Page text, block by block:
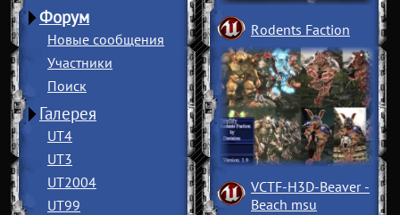
Форум
Новые сообщения
Участники
Поиск
Галерея
UT4
UT3
UT2004
UT99
Rodents Faction
VCTF-H3D-Beaver ­
Beach msu